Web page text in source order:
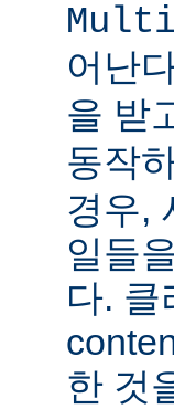
어난
을 받
동작
경우,
일들
다. 클
한 것